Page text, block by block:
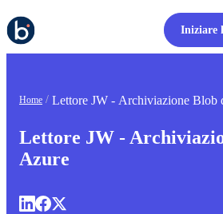
Iniziare
Home Lettore JW - Archiviazione Blob
Lettore JW -
Azure